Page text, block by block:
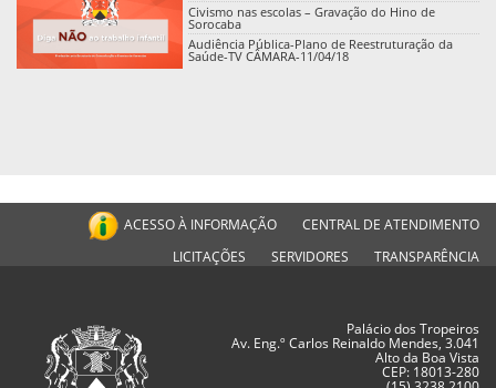
Civismo nas escolas – Gravação do Hino de
Sorocaba
Audiência Pública-Plano de Reestruturação da
Saúde-TV CÂMARA-11/04/18
ACESSO À INFORMAÇÃO
CENTRAL DE ATENDIMENTO
LICITAÇÕES
SERVIDORES TRANSPARÊNCIA
Palácio dos Tropeiros
Av. Eng.º Carlos Reinaldo Mendes, 3.041
Alto da Boa Vista
CEP: 18013-280